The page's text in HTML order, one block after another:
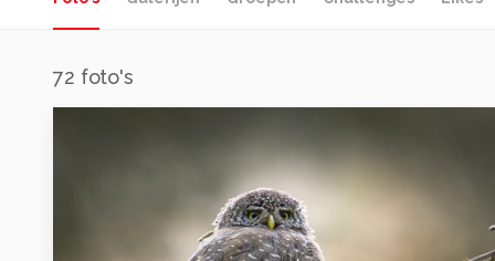
72 foto's